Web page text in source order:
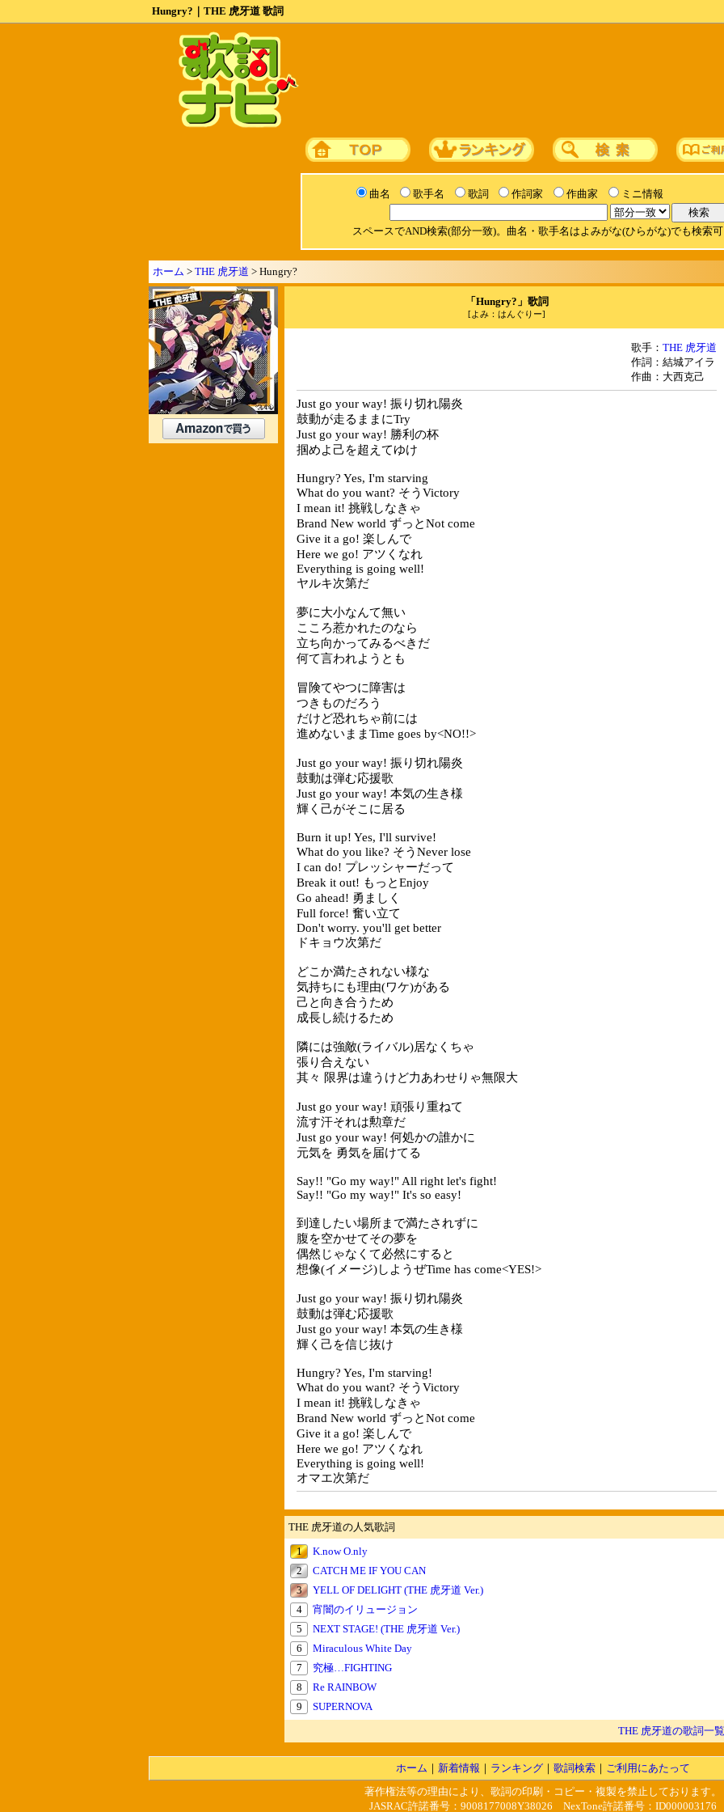
Hungry?｜THE 虎牙道 歌詞
曲名 歌手名 歌詞 作詞家 作曲家 ミニ情報
スペースでAND検索(部分一致)。曲名・歌手名はよみがな(ひらがな)でも検索
ホーム > THE 虎牙道 > Hungry?
「Hungry?」歌詞
[よみ：はんぐりー]
歌手： THE 虎牙道
作詞：結城アイラ
作曲：大西克己
Just go your way! 振り切れ陽炎
鼓動が走るままにTry
Just go your way! 勝利の杯
掴めよ己を超えてゆけ
Hungry? Yes, I'm starving
What do you want? そうVictory
I mean it! 挑戦しなきゃ
Brand New world ずっとNot come
Give it a go! 楽しんで
Here we go! アツくなれ
Everything is going well!
ヤルキ次第だ
夢に大小なんて無い
こころ惹かれたのなら
立ち向かってみるべきだ
何て言われようとも
冒険てやつに障害は
つきものだろう
だけど恐れちゃ前には
進めないままTime goes by<NO!!>
Just go your way! 振り切れ陽炎
鼓動は弾む応援歌
Just go your way! 本気の生き様
輝く己がそこに居る
Burn it up! Yes, I'll survive!
What do you like? そうNever lose
I can do! プレッシャーだって
Break it out! もっとEnjoy
Go ahead! 勇ましく
Full force! 奮い立て
Don't worry. you'll get better
ドキョウ次第だ
どこか満たされない様な
気持ちにも理由(ワケ)がある
己と向き合うため
成長し続けるため
隣には強敵(ライバル)居なくちゃ
張り合えない
其々 限界は違うけど力あわせりゃ無限大
Just go your way! 頑張り重ねて
流す汗それは勲章だ
Just go your way! 何処かの誰かに
元気を 勇気を届けてる
Say!! "Go my way!" All right let's fight!
Say!! "Go my way!" It's so easy!
到達したい場所まで満たされずに
腹を空かせてその夢を
偶然じゃなくて必然にすると
想像(イメージ)しようぜTime has come<YES!>
Just go your way! 振り切れ陽炎
鼓動は弾む応援歌
Just go your way! 本気の生き様
輝く己を信じ抜け
Hungry? Yes, I'm starving!
What do you want? そうVictory
I mean it! 挑戦しなきゃ
Brand New world ずっとNot come
Give it a go! 楽しんで
Here we go! アツくなれ
Everything is going well!
オマエ次第だ
THE 虎牙道の人気歌詞
1
K.now O.nly
2
CATCH ME IF YOU CAN
3
YELL OF DELIGHT (THE 虎牙道 Ver.)
4
宵闇のイリュージョン
5
NEXT STAGE! (THE 虎牙道 Ver.)
6
Miraculous White Day
7
究極…FIGHTING
8
Re RAINBOW
9
SUPERNOVA
THE 虎牙道の歌詞一覧
ホーム ｜ 新着情報 ｜ ランキング ｜ 歌詞検索 ｜ ご利用にあたって
著作権法等の理由により、歌詞の印刷・コピー・複製を禁止しております。
JASRAC許諾番号：9008177008Y38026 NexTone許諾番号：ID000003176